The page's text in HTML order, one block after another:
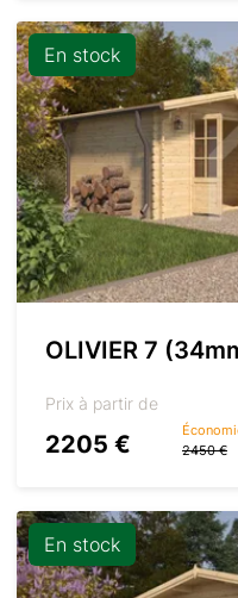
En stock
OLIVIER 7
Prix à partir de
2205 €
2450 €
En stock